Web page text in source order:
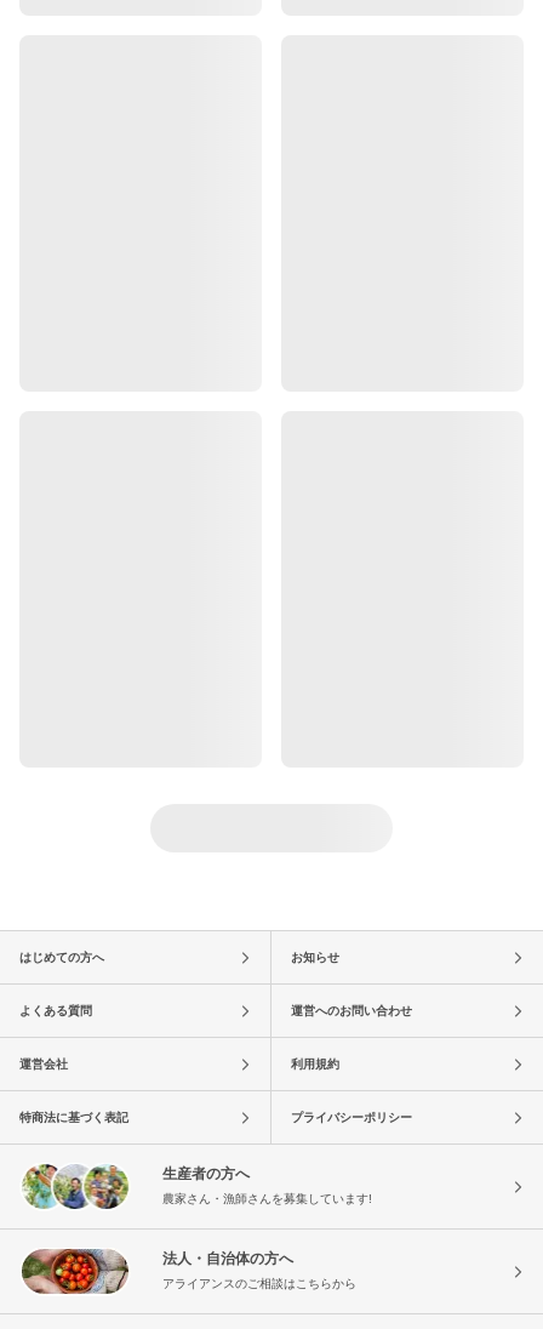
はじめての方へ お知らせ
よくある質問 運営へのお問い合わせ
運営会社 利用規約
特商法に基づく表記 プライバシーポリシー
生産者の方へ
農家さん・漁師さんを募集しています!
法人・自治体の方へ
アライアンスのご相談はこちらから